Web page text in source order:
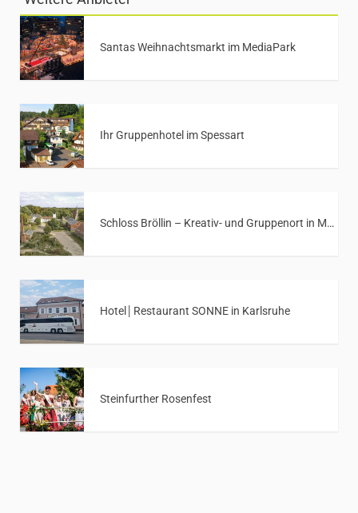
Santas Weihnachtsmarkt im MediaPark
Ihr Gruppenhotel im Spessart
Schloss Bröllin – Kreativ- und Gruppenort in Mecklenburg-Vorpommern
Hotel│Restaurant SONNE in Karlsruhe
Steinfurther Rosenfest